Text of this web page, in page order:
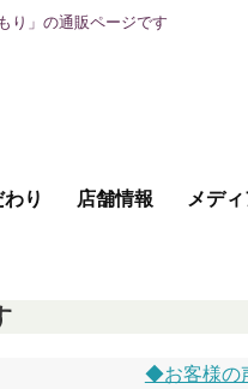
り」の通販ページです
り 店舗情報 メデ
◆お客様の